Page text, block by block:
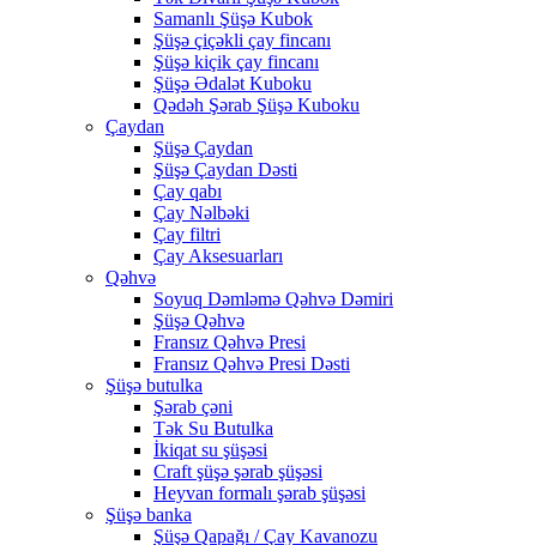
Samanlı Şüşə Kubok
Şüşə çiçəkli çay fincanı
Şüşə kiçik çay fincanı
Şüşə Ədalət Kuboku
Qədəh Şərab Şüşə Kuboku
Çaydan
Şüşə Çaydan
Şüşə Çaydan Dəsti
Çay qabı
Çay Nəlbəki
Çay filtri
Çay Aksesuarları
Qəhvə
Soyuq Dəmləmə Qəhvə Dəmiri
Şüşə Qəhvə
Fransız Qəhvə Presi
Fransız Qəhvə Presi Dəsti
Şüşə butulka
Şərab çəni
Tək Su Butulka
İkiqat su şüşəsi
Craft şüşə şərab şüşəsi
Heyvan formalı şərab şüşəsi
Şüşə banka
Şüşə Qapağı / Çay Kavanozu